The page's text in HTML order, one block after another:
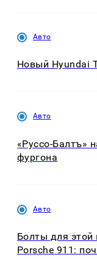
Авто
Новый Hyundai
Авто
«Руссо-Балтъ»
фургона
Авто
Болты для
Porsche 911: